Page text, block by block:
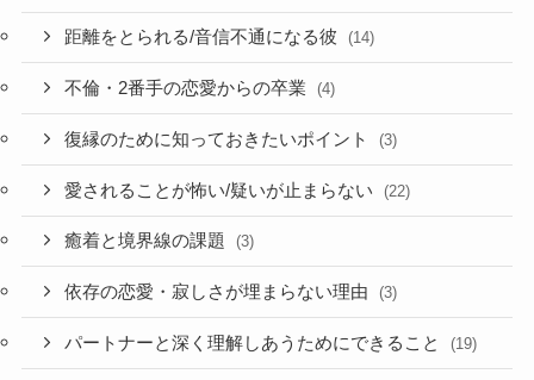
距離をとられる/音信不通になる彼 (14)
不倫・2番手の恋愛からの卒業 (4)
復縁のために知っておきたいポイント (3)
愛されることが怖い/疑いが止まらない (22)
癒着と境界線の課題 (3)
依存の恋愛・寂しさが埋まらない理由 (3)
パートナーと深く理解しあうためにできること (19)